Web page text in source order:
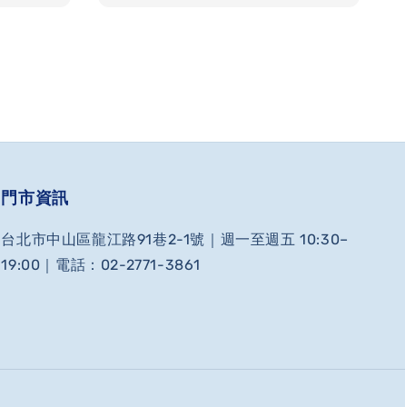
門市資訊
台北市中山區龍江路91巷2-1號｜週一至週五 10:30–
19:00｜電話：02-2771-3861